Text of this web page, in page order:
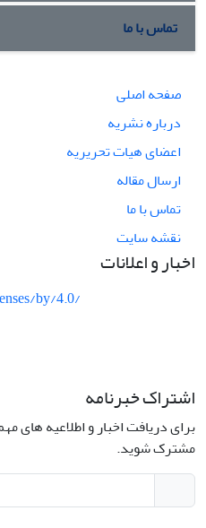
تماس با ما
صفحه اصلی
درباره نشریه
اعضای هیات تحریریه
ارسال مقاله
تماس با ما
نقشه سایت
اخبار و اعلانات
by/4.0/
اشتراک خبرنامه
برای دریافت اخبار و اطلاعیه های
مشترک شوید.